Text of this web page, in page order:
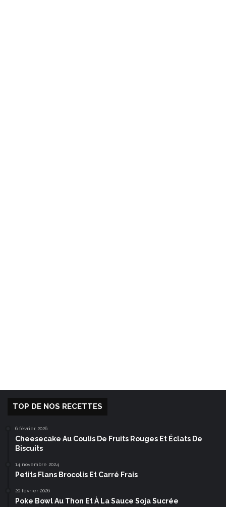
TOP DE NOS RECETTES
6 février 2026
Cheesecake Au Coulis De Fruits Rouges Et Éclats De
Biscuits
14 novembre 2024
Petits Flans Brocolis Et Carré Frais
20 février 2026
Poke Bowl Au Thon Et À La Sauce Soja Sucrée